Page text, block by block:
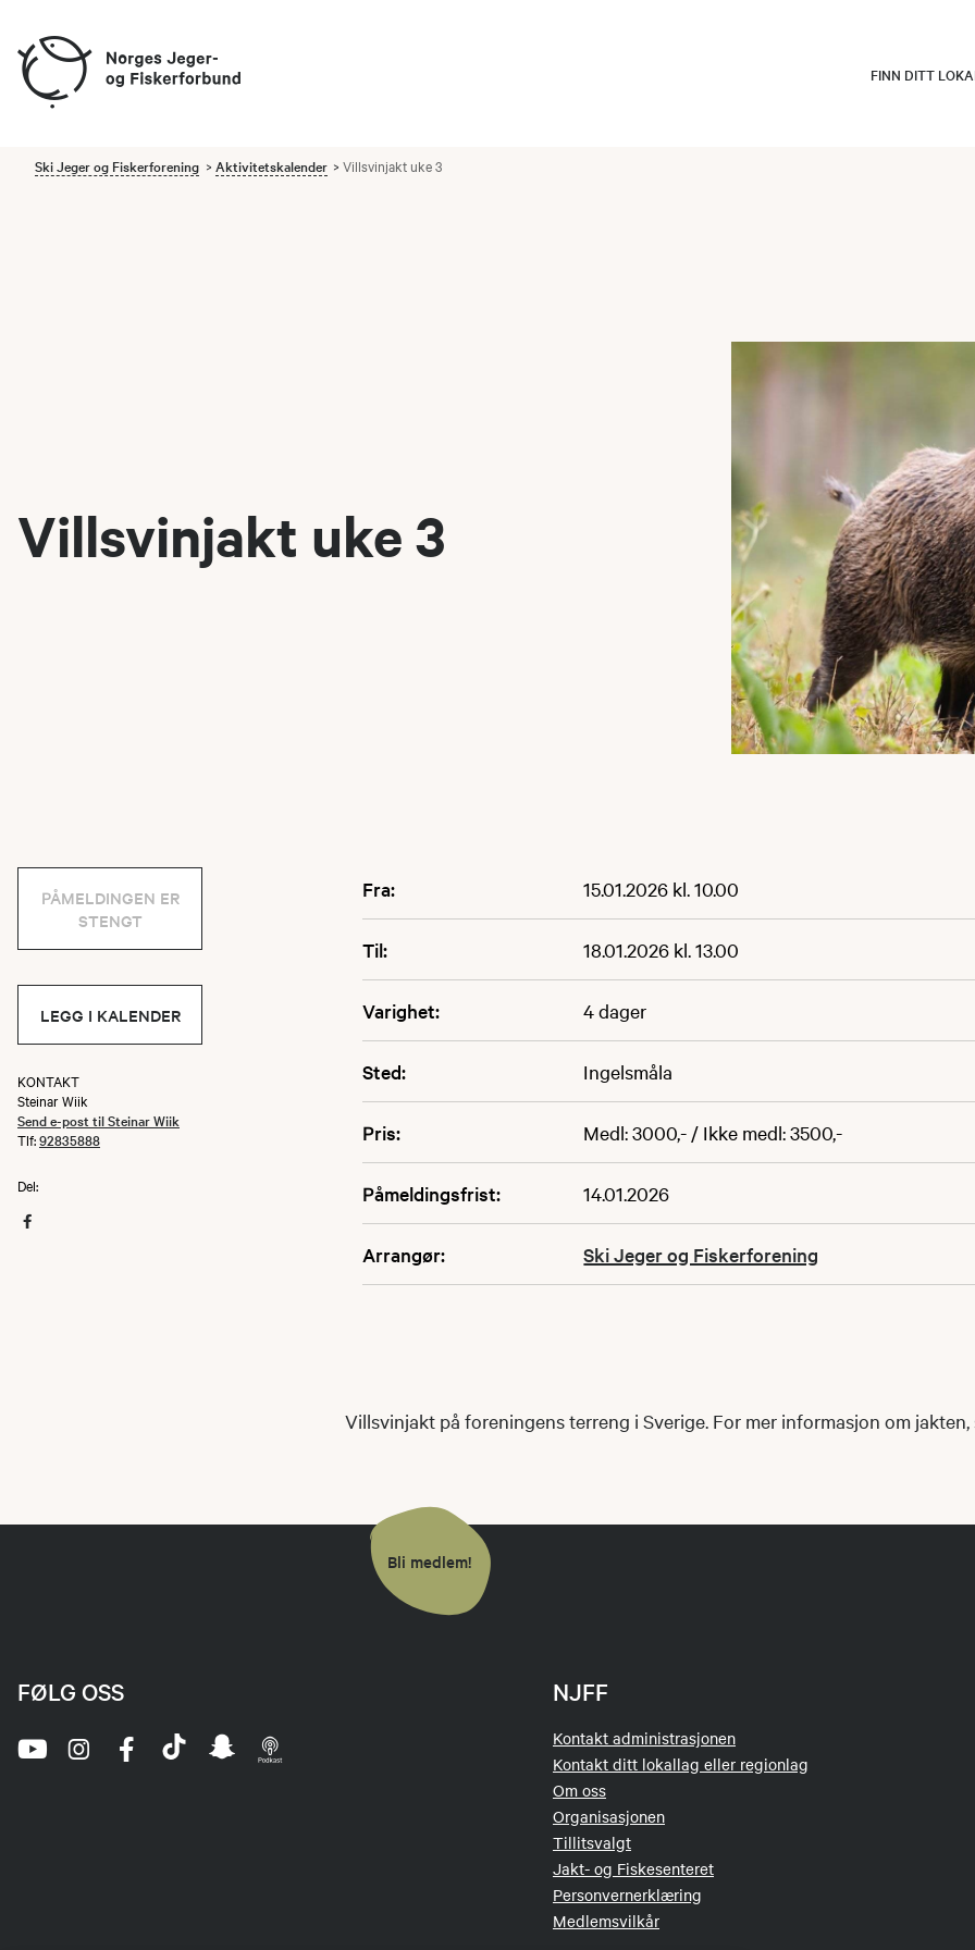
FINN DITT
Ski Jeger og Fiskerforening Aktivitetskalender Villsvinjakt uke 3
Villsvinjakt uke 3
Fra: 15.01.2026 kl. 10.00
Til: 18.01.2026 kl. 13.00
Varighet: 4 dager
Sted: Ingelsmåla
Pris: Medl: 3000,- / Ikke medl: 3500,-
Påmeldingsfrist: 14.01.2026
Arrangør: Ski Jeger og Fiskerforening
PÅMELDINGEN ER
STENGT
LEGG I KALENDER
KONTAKT
Steinar Wiik
Send e-post til Steinar Wiik
Tlf:92835888
Del:
Villsvinjakt på foreningens terreng i Sverige. For mer informasjon om jakten,
Bli medlem!
NJFF
Kontakt administrasjonen
Kontakt ditt lokallag eller regionlag
Om oss
Organisasjonen
Tillitsvalgt
Jakt- og Fiskesenteret
Personvernerklæring
Medlemsvilkår
FØLG OSS